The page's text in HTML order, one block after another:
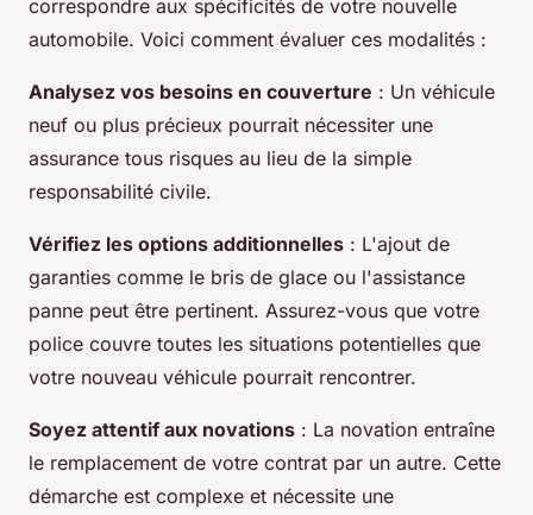
correspondre aux spécificités de votre nouvelle
automobile. Voici comment évaluer ces modalités :
Analysez vos besoins en couverture : Un véhicule
neuf ou plus précieux pourrait nécessiter une
assurance tous risques au lieu de la simple
responsabilité civile.
Vérifiez les options additionnelles : L'ajout de
garanties comme le bris de glace ou l'assistance
panne peut être pertinent. Assurez-vous que votre
police couvre toutes les situations potentielles que
votre nouveau véhicule pourrait rencontrer.
Soyez attentif aux novations : La novation entraîne
le remplacement de votre contrat par un autre. Cette
démarche est complexe et nécessite une